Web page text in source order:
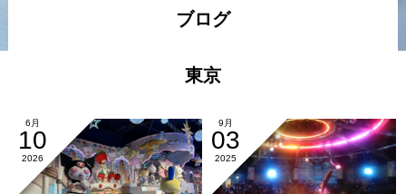
ブログ
東京
6月
10
2026
9月
03
2025